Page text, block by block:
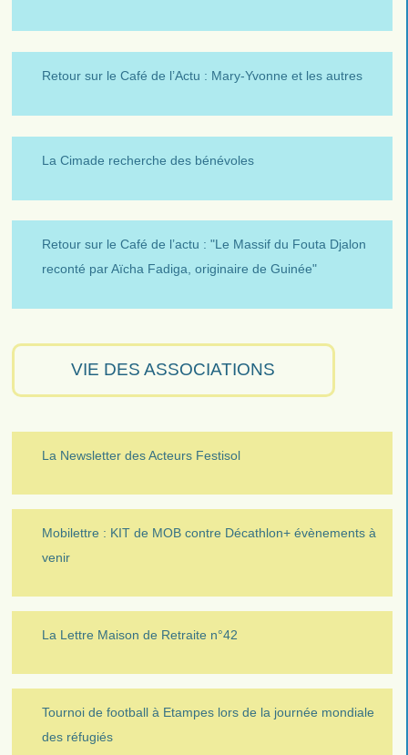
Retour sur le Café de l’Actu : Mary-Yvonne et les autres
La Cimade recherche des bénévoles
Retour sur le Café de l’actu : "Le Massif du Fouta Djalon
reconté par Aïcha Fadiga, originaire de Guinée"
VIE DES ASSOCIATIONS
La Newsletter des Acteurs Festisol
Mobilettre : KIT de MOB contre Décathlon+ évènements à
venir
La Lettre Maison de Retraite n°42
Tournoi de football à Etampes lors de la journée mondiale
des réfugiés